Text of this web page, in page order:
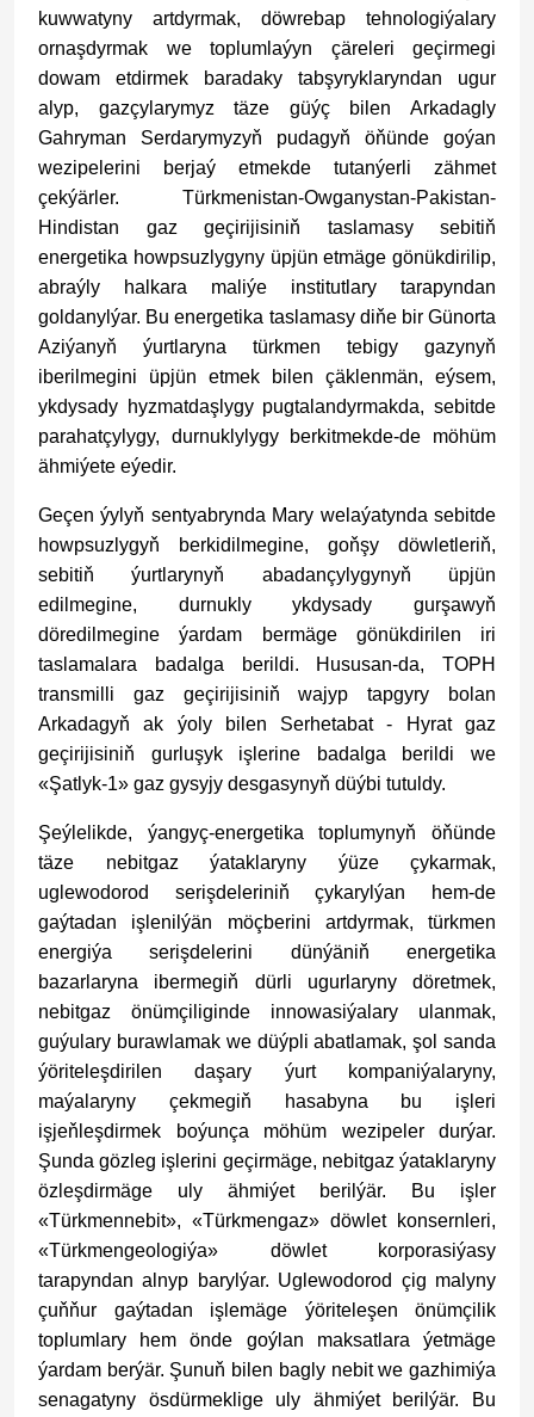
kuwwatyny artdyrmak, döwrebap tehnologiýalary
ornaşdyrmak we toplumlaýyn çäreleri geçirmegi
dowam etdirmek baradaky tabşyryklaryndan ugur
alyp, gazçylarymyz täze güýç bilen Arkadagly
Gahryman Serdarymyzyň pudagyň öňünde goýan
wezipelerini berjaý etmekde tutanýerli zähmet
çekýärler. Türkmenistan-Owganystan-Pakistan-
Hindistan gaz geçirijisiniň taslamasy sebitiň
energetika howpsuzlygyny üpjün etmäge gönükdirilip,
abraýly halkara maliýe institutlary tarapyndan
goldanylýar. Bu energetika taslamasy diňe bir Günorta
Aziýanyň ýurtlaryna türkmen tebigy gazynyň
iberilmegini üpjün etmek bilen çäklenmän, eýsem,
ykdysady hyzmatdaşlygy pugtalandyrmakda, sebitde
parahatçylygy, durnuklylygy berkitmekde-de möhüm
ähmiýete eýedir.
Geçen ýylyň sentyabrynda Mary welaýatynda sebitde
howpsuzlygyň berkidilmegine, goňşy döwletleriň,
sebitiň ýurtlarynyň abadançylygynyň üpjün
edilmegine, durnukly ykdysady gurşawyň
döredilmegine ýardam bermäge gönükdirilen iri
taslamalara badalga berildi. Hususan-da, TOPH
transmilli gaz geçirijisiniň wajyp tapgyry bolan
Arkadagyň ak ýoly bilen Serhetabat - Hyrat gaz
geçirijisiniň gurluşyk işlerine badalga berildi we
«Şatlyk-1» gaz gysyjy desgasynyň düýbi tutuldy.
Şeýlelikde, ýangyç-energetika toplumynyň öňünde
täze nebitgaz ýataklaryny ýüze çykarmak,
uglewodorod serişdeleriniň çykarylýan hem-de
gaýtadan işlenilýän möçberini artdyrmak, türkmen
energiýa serişdelerini dünýäniň energetika
bazarlaryna ibermegiň dürli ugurlaryny döretmek,
nebitgaz önümçiliginde innowasiýalary ulanmak,
guýulary burawlamak we düýpli abatlamak, şol sanda
ýöriteleşdirilen daşary ýurt kompaniýalaryny,
maýalaryny çekmegiň hasabyna bu işleri
işjeňleşdirmek boýunça möhüm wezipeler durýar.
Şunda gözleg işlerini geçirmäge, nebitgaz ýataklaryny
özleşdirmäge uly ähmiýet berilýär. Bu işler
«Türkmennebit», «Türkmengaz» döwlet konsernleri,
«Türkmengeologiýa» döwlet korporasiýasy
tarapyndan alnyp barylýar. Uglewodorod çig malyny
çuňňur gaýtadan işlemäge ýöriteleşen önümçilik
toplumlary hem önde goýlan maksatlara ýetmäge
ýardam berýär. Şunuň bilen bagly nebit we gazhimiýa
senagatyny ösdürmeklige uly ähmiýet berilýär. Bu